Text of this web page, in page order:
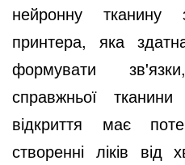
нейронну
принтера, яка
формувати
справжньої
відкриття має
створенні ліків від